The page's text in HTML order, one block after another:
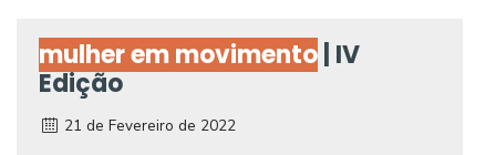
mulher em movimento | IV
Edição
21 de Fevereiro de 2022